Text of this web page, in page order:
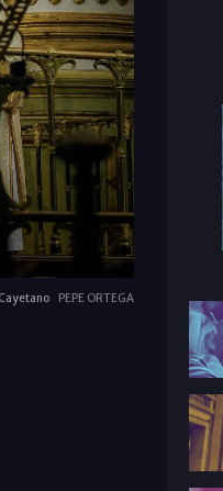
PEPE ORTEGA